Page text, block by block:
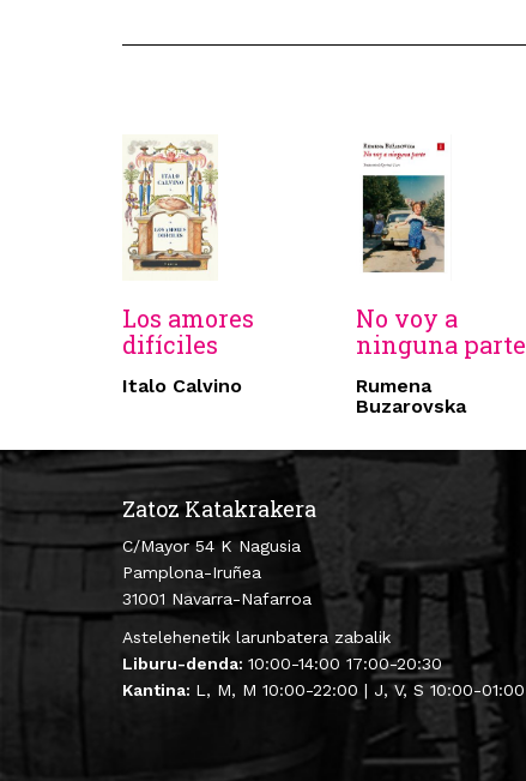
Los amores
difíciles
Italo Calvino
No voy a
ninguna parte
Rumena
Buzarovska
Zatoz Katakrakera
C/Mayor 54 K Nagusia
Pamplona-Iruñea
31001 Navarra-Nafarroa
Astelehenetik larunbatera zabalik
Liburu-denda: 10:00-14:00 17:00-20:30
Kantina: L, M, M 10:00-22:00 | J, V, S 10:00-01:00